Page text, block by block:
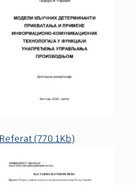
Referat (770.1Kb)